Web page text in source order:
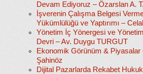
Devam Ediyoruz – Özarslan A.
İşverenin Çalışma Belgesi
Yükümlülüğü ve Yaptırımı –
Yönetim İç Yönergesi ve
Devri – Av. Duygu TURGUT
Ekonomik Görünüm & Piyasalar
Şahinöz
Dijital Pazarlarda Rekabet